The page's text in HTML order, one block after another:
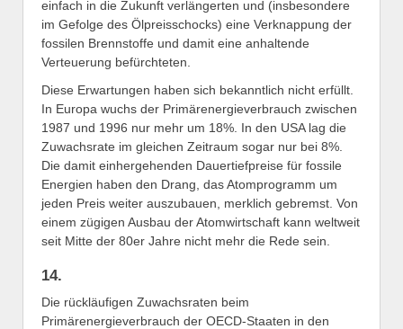
einfach in die Zukunft verlängerten und (insbesondere
im Gefolge des Ölpreisschocks) eine Verknappung der
fossilen Brennstoffe und damit eine anhaltende
Verteuerung befürchteten.
Diese Erwartungen haben sich bekanntlich nicht erfüllt.
In Europa wuchs der Primärenergieverbrauch zwischen
1987 und 1996 nur mehr um 18%. In den USA lag die
Zuwachsrate im gleichen Zeitraum sogar nur bei 8%.
Die damit einhergehenden Dauertiefpreise für fossile
Energien haben den Drang, das Atomprogramm um
jeden Preis weiter auszubauen, merklich gebremst. Von
einem zügigen Ausbau der Atomwirtschaft kann weltweit
seit Mitte der 80er Jahre nicht mehr die Rede sein.
14.
Die rückläufigen Zuwachsraten beim
Primärenergieverbrauch der OECD-Staaten in den